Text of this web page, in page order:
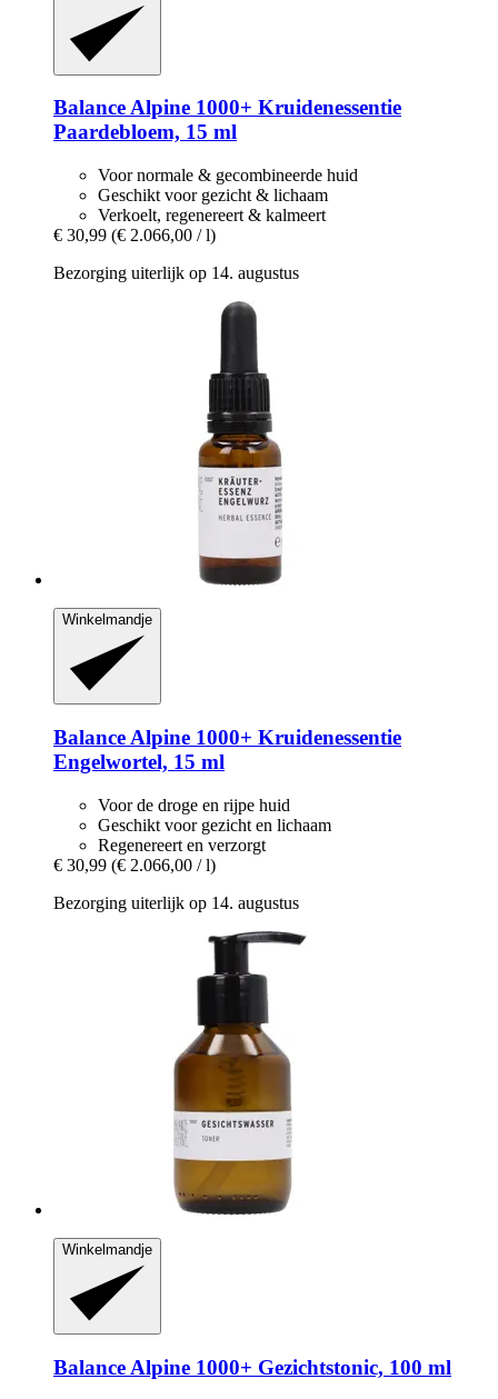
Balance Alpine 1000+ Kruidenessentie
Paardebloem, 15 ml
Voor normale & gecombineerde huid
Geschikt voor gezicht & lichaam
Verkoelt, regenereert & kalmeert
€ 30,99 (€ 2.066,00 / l)
Bezorging uiterlijk op 14. augustus
Winkelmandje
Balance Alpine 1000+ Kruidenessentie
Engelwortel, 15 ml
Voor de droge en rijpe huid
Geschikt voor gezicht en lichaam
Regenereert en verzorgt
€ 30,99 (€ 2.066,00 / l)
Bezorging uiterlijk op 14. augustus
Winkelmandje
Balance Alpine 1000+ Gezichtstonic, 100 ml